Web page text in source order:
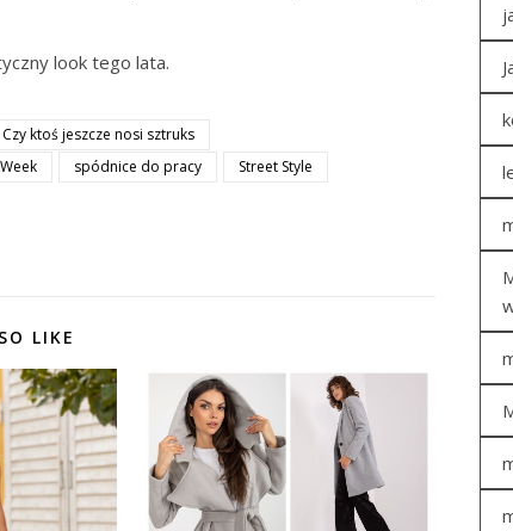
look tego lata.
Czy ktoś jeszcze nosi sztruks
spódnice do pracy
Street Style
LIKE